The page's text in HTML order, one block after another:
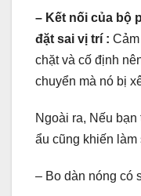
– Kết nối của bộ
đặt sai vị trí :
chặt và cố định
chuyển mà nó bị
Ngoài ra, Nếu
ẩu cũng khiến làm
– Bo dàn nóng có